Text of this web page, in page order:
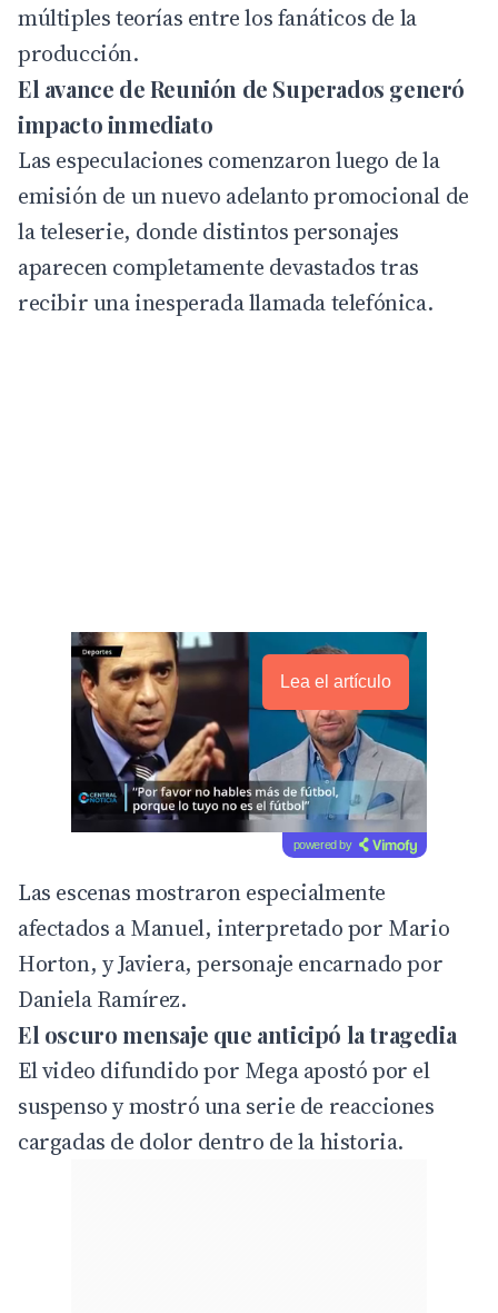
múltiples teorías entre los fanáticos de la
producción.
El avance de Reunión de Superados generó
impacto inmediato
Las especulaciones comenzaron luego de la
emisión de un nuevo adelanto promocional de
la teleserie, donde distintos personajes
aparecen completamente devastados tras
recibir una inesperada llamada telefónica.
Lea el artículo
powered by
Las escenas mostraron especialmente
afectados a Manuel, interpretado por Mario
Horton, y Javiera, personaje encarnado por
Daniela Ramírez.
El oscuro mensaje que anticipó la tragedia
El video difundido por Mega apostó por el
suspenso y mostró una serie de reacciones
cargadas de dolor dentro de la historia.